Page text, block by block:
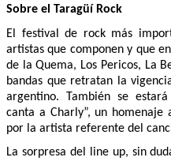
Sobre el Taragüí Rock
El festival de rock más
artistas que componen y que
de la Quema, Los Pericos, La
bandas que retratan la
argentino. También se
canta a Charly”, un homenaje
por la artista referente del
La sorpresa del line up, sin